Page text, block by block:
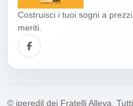
Costruisci i tuoi sogni a
meriti.
© iperedil dei Fratelli Alleva.